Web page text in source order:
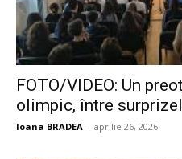
FOTO/VIDEO: Un
olimpic, între
Ioana BRADEA - aprilie 26, 2026